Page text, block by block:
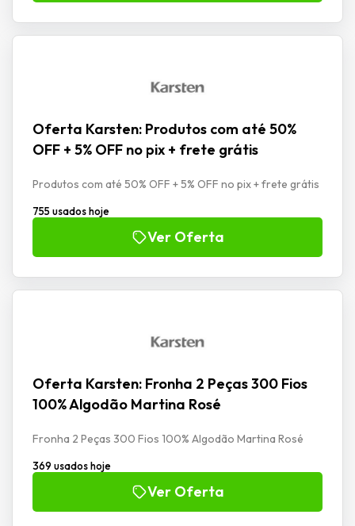
Oferta Karsten: Produtos com até 50%
OFF + 5% OFF no pix + frete grátis
Produtos com até 50% OFF + 5% OFF no pix + frete grátis
755 usados hoje
Ver Oferta
Oferta Karsten: Fronha 2 Peças 300 Fios
100% Algodão Martina Rosé
Fronha 2 Peças 300 Fios 100% Algodão Martina Rosé
369 usados hoje
Ver Oferta